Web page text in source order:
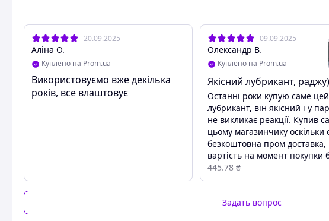
Смазка без вкуса и запаха совершенно безопасна даже при ежедневном
женщин с любым типом кожи, совместима с латексными изделиями и
20.09.2025
Аліна О.
Куплено на Prom.ua
Використовуємо вже декілька
років, все влаштовує
09.09.2025
Олександр В.
Куплено на Prom.ua
Якісний лубрикант, раджу)
Останні роки купую саме цей
лубрикант, він якісний і у
не викликає реакції. Купив
цьому магазинчику оскільки
безкоштовна пром доставка,
вартість на момент покупки
445.78 ₴
Задать вопрос